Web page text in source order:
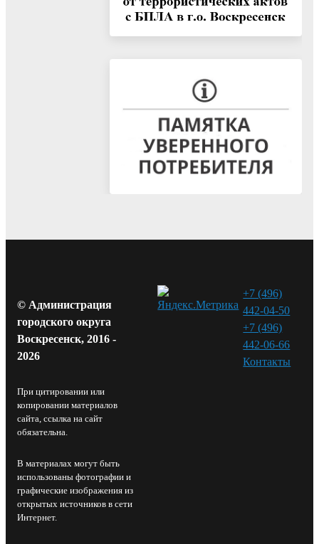
© Администрация
городского округа
Воскресенск, 2016 -
2026
При цитировании или
копировании материалов
сайта, ссылка на сайт
обязательна.
В материалах могут быть
использованы фотографии и
графические изображения из
открытых источников в сети
Интернет.
+7 (496)
442-04-50
+7 (496)
442-06-66
Контакты⁠